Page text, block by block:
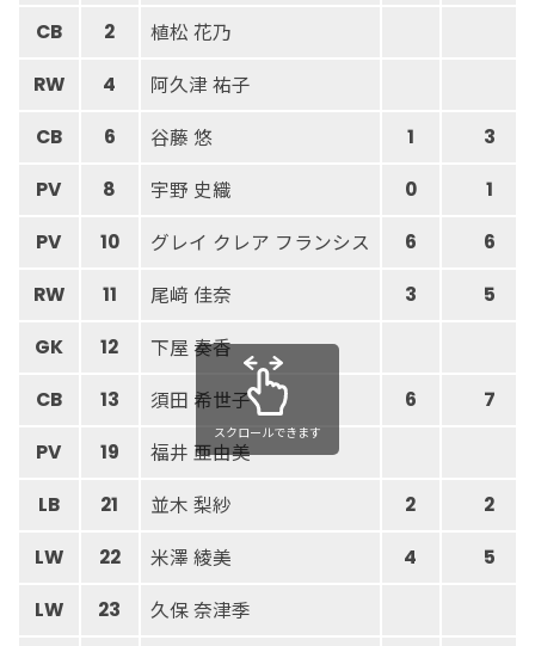
CB 2 植松 花乃
RW 4 阿久津 祐子
CB 6 谷藤 悠 1 3
PV 8 宇野 史織 0 1
PV 10 グレイ クレア フランシス 6 6
RW 11 尾﨑 佳奈 3 5
GK 12 下屋 奏香
CB 13 須田 希世子 6 7
PV 19 福井 亜由美
LB 21 並木 梨紗 2 2
LW 22 米澤 綾美 4 5
LW 23 久保 奈津季
スクロールできます